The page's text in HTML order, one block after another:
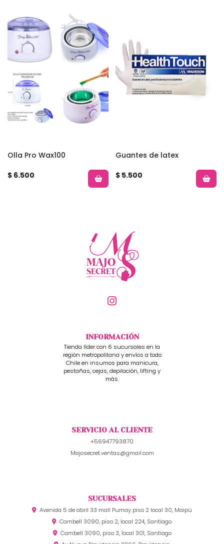
Olla Pro Wax100
$ 6.500
Guantes de latex
$ 5.500
INFORMACIÓN
Tienda líder con 6 sucursales en la
región metropolitana y envíos a todo
Chile en insumos para manicura,
pestañas, cejas, depilación, lifting y
más.
SERVICIO AL CLIENTE
+56947793870
Majosecret.ventas@gmail.com
SUCURSALES
Avenida 5 de abril 33 mall Pumay piso 2 local 30, Maipú
Cambell 3090, piso 2, local 224, Santiago.
Cambell 3090, piso 3, local 301, Santiago